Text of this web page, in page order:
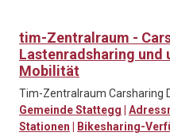
tim-Zentralraum -
Lastenradsharing
Mobilität
Tim-Zentralraum Carsharing
Gemeinde Stattegg
Stationen
Bikesharing-